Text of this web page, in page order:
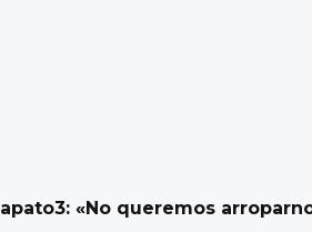
«No queremos